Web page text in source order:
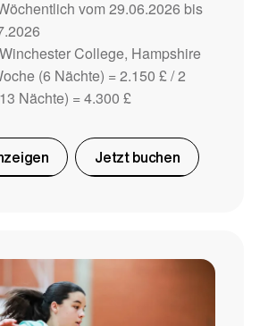
vom 29.06.2026 bis
College, Hampshire
(6 Nächte) = 2.150 £ / 2
Nächte) = 4.300 £
Jetzt buchen